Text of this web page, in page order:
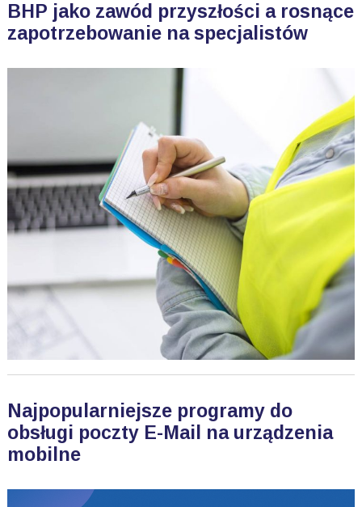
BHP jako zawód przyszłości a rosnące
zapotrzebowanie na specjalistów
Najpopularniejsze programy do
obsługi poczty E-Mail na urządzenia
mobilne